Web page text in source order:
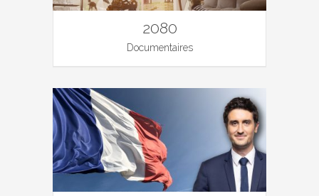
2080
Documentaires